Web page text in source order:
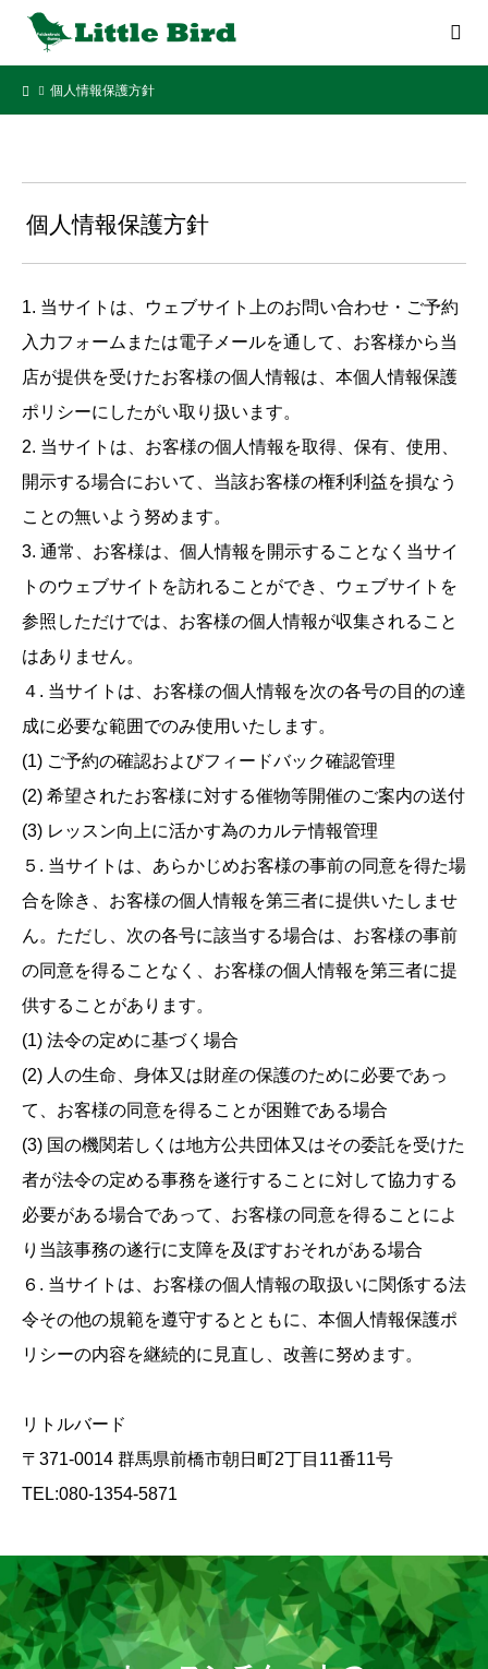
個人情報保護方針
個人情報保護方針
1. 当サイトは、ウェブサイト上のお問い合わせ・ご予約
入力フォームまたは電子メールを通して、お客様から当
店が提供を受けたお客様の個人情報は、本個人情報保護
ポリシーにしたがい取り扱います。
2. 当サイトは、お客様の個人情報を取得、保有、使用、
開示する場合において、当該お客様の権利利益を損なう
ことの無いよう努めます。
3. 通常、お客様は、個人情報を開示することなく当サイ
トのウェブサイトを訪れることができ、ウェブサイトを
参照しただけでは、お客様の個人情報が収集されること
はありません。
４. 当サイトは、お客様の個人情報を次の各号の目的の達
成に必要な範囲でのみ使用いたします。
(1) ご予約の確認およびフィードバック確認管理
(2) 希望されたお客様に対する催物等開催のご案内の送付
(3) レッスン向上に活かす為のカルテ情報管理
５. 当サイトは、あらかじめお客様の事前の同意を得た場
合を除き、お客様の個人情報を第三者に提供いたしませ
ん。ただし、次の各号に該当する場合は、お客様の事前
の同意を得ることなく、お客様の個人情報を第三者に提
供することがあります。
(1) 法令の定めに基づく場合
(2) 人の生命、身体又は財産の保護のために必要であっ
て、お客様の同意を得ることが困難である場合
(3) 国の機関若しくは地方公共団体又はその委託を受けた
者が法令の定める事務を遂行することに対して協力する
必要がある場合であって、お客様の同意を得ることによ
り当該事務の遂行に支障を及ぼすおそれがある場合
６. 当サイトは、お客様の個人情報の取扱いに関係する法
令その他の規範を遵守するとともに、本個人情報保護ポ
リシーの内容を継続的に見直し、改善に努めます。
リトルバード
〒371-0014 群馬県前橋市朝日町2丁目11番11号
TEL:080-1354-5871